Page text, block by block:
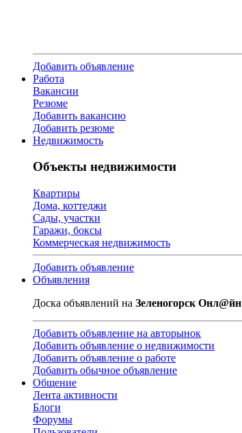
Добавить объявление
Работа
Вакансии
Резюме
Добавить вакансию
Добавить резюме
Недвижимость
Объекты недвижимости
Квартиры
Дома, коттеджи
Сады, участки
Гаражи, боксы
Коммерческая недвижимость
Добавить объявление
Объявления
Доска объявлений на Зеленогорск Онл@йн
Добавить объявление на авторынок
Добавить объявление о недвижимости
Добавить объявление о работе
Добавить обычное объявление
Общение
Лента активности
Блоги
Форумы